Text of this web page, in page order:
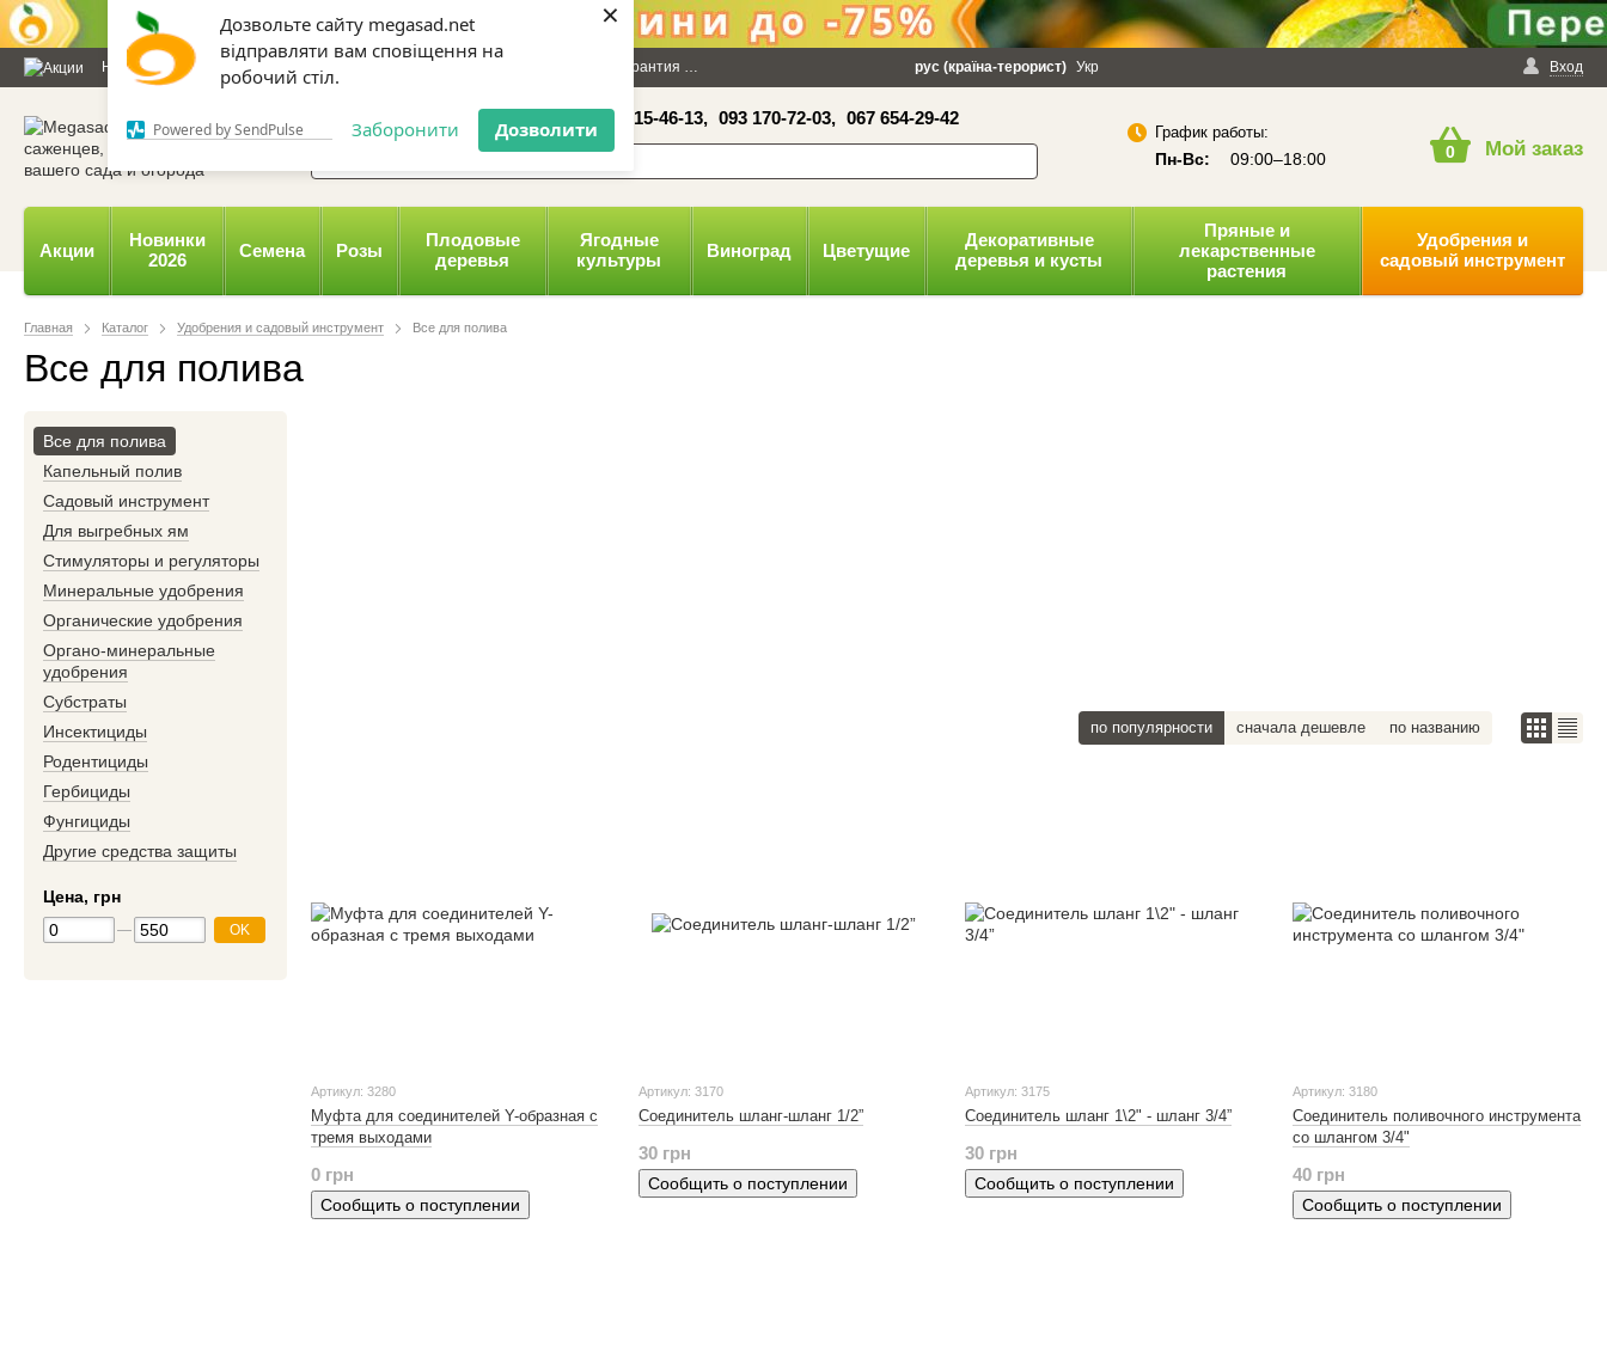
Дозвольте сайту megasad.net
відправляти вам сповіщення на
робочий стіл.
Powered by SendPulse Заборонити Дозволити
×
Новости и статьи Каталог Гарантия Оплата и доставка Политика конфиденциальности Вход
рус (країна-терорист) Укр
0 800 332-015, 067 654-16-41, 050 515-46-13, 093 170-72-03, 067 654-29-42
График работы:
Пн-Вс: 09:00–18:00 0 Мой заказ
Акции
Новинки
2026
Семена Розы
Плодовые
деревья
Ягодные
культуры
Виноград Цветущие
Декоративные
деревья и кусты
Пряные и
лекарственные
растения
Удобрения и
садовый инструмент
Главная Каталог Удобрения и садовый инструмент Все для полива
Все для полива
по популярности сначала дешевле по названию
Артикул: 3280
Муфта для соединителей Y-образная с
тремя выходами
0 грн
Сообщить о поступлении
Артикул: 3170
Соединитель шланг-шланг 1/2”
30 грн
Сообщить о поступлении
Артикул: 3175
Соединитель шланг 1\2" - шланг 3/4”
30 грн
Сообщить о поступлении
Артикул: 3180
Соединитель поливочного инструмента
со шлангом 3/4"
40 грн
Сообщить о поступлении
Все для полива
Капельный полив
Садовый инструмент
Для выгребных ям
Стимуляторы и регуляторы
Минеральные удобрения
Органические удобрения
Органо-минеральные
удобрения
Субстраты
Инсектициды
Родентициды
Гербициды
Фунгициды
Другие средства защиты
Цена, грн
OK